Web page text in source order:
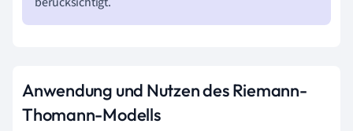
Anwendung und Nutzen des Riemann-
Thomann-Modells